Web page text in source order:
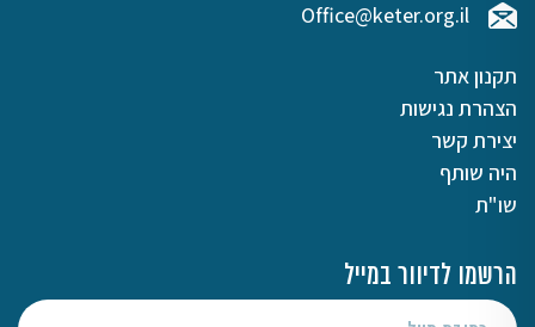
Office@keter.org.il
תקנון אתר
הצהרת נגישות
יצירת קשר
היה שותף
שו"ת
הרשמו לדיוור במייל